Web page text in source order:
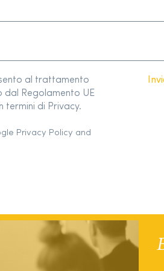
al trattamento
dal Regolamento UE
termini di Privacy.
Privacy Policy and